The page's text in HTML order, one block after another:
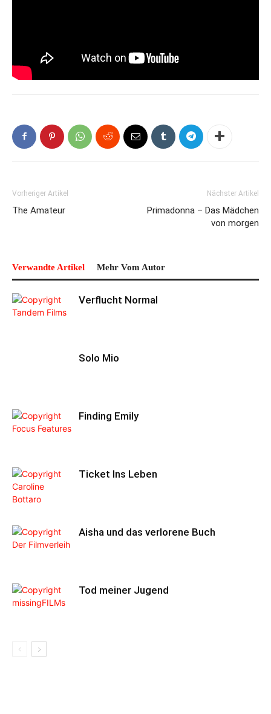
Vorheriger Artikel
The Amateur
Nächster Artikel
Primadonna – Das Mädchen
von morgen
Verwandte Artikel Mehr Vom Autor
Verflucht Normal
Solo Mio
Finding Emily
Ticket Ins Leben
Aisha und das verlorene Buch
Tod meiner Jugend